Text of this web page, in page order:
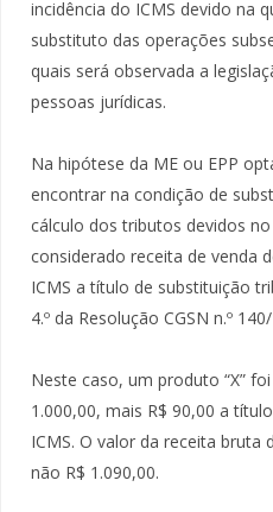
incidência do ICMS devido na
substituto das operações
quais será observada a
pessoas jurídicas.
Na hipótese da ME ou EPP
encontrar na condição de
cálculo dos tributos devidos
considerado receita de venda
ICMS a título de substituição
4.º da Resolução CGSN n.º
Neste caso, um produto “X”
1.000,00, mais R$ 90,00 a
ICMS. O valor da receita bruta
não R$ 1.090,00.